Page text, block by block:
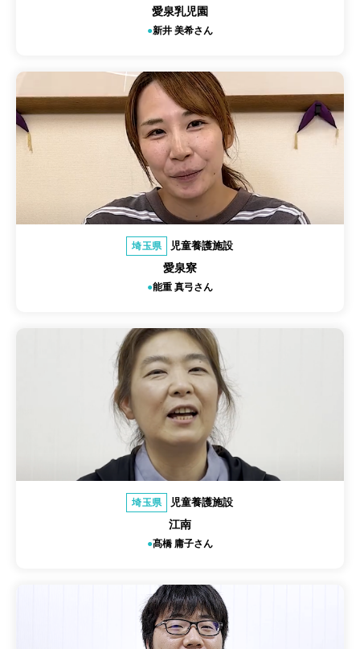
愛泉乳児園
新井 美希さん
埼玉県 児童養護施設
愛泉寮
能重 真弓さん
埼玉県 児童養護施設
江南
髙橋 庸子さん